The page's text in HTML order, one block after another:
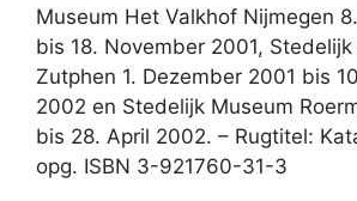
Museum Het Valkhof Nijmegen
bis 18. November 2001,
Zutphen 1. Dezember 2001 bis
2002 en Stedelijk Museum
bis 28. April 2002. – Rugtitel:
opg. ISBN 3-921760-31-3